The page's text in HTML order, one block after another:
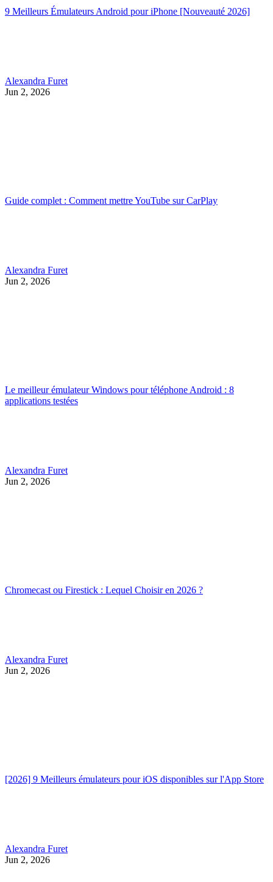
9 Meilleurs Émulateurs Android pour iPhone [Nouveauté 2026]
Alexandra Furet
Jun 2, 2026
Guide complet : Comment mettre YouTube sur CarPlay
Alexandra Furet
Jun 2, 2026
Le meilleur émulateur Windows pour téléphone Android : 8
applications testées
Alexandra Furet
Jun 2, 2026
Chromecast ou Firestick : Lequel Choisir en 2026 ?
Alexandra Furet
Jun 2, 2026
[2026] 9 Meilleurs émulateurs pour iOS disponibles sur l'App Store
Alexandra Furet
Jun 2, 2026